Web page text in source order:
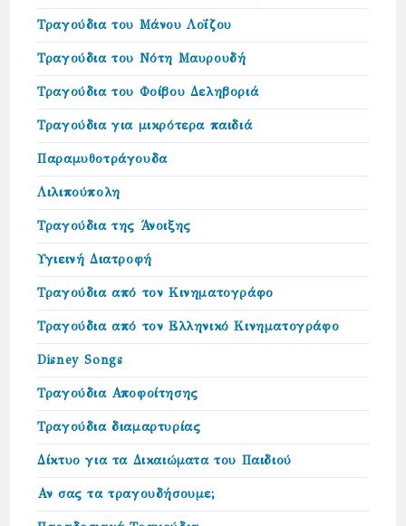
Τραγούδια του Μάνου Λοΐζου
Τραγούδια του Νότη Μαυρουδή
Τραγούδια του Φοίβου Δεληβοριά
Τραγούδια για μικρότερα παιδιά
Παραμυθοτράγουδα
Λιλιπούπολη
Τραγούδια της Άνοιξης
Υγιεινή Διατροφή
Τραγούδια από τον Κινηματογράφο
Τραγούδια από τον Ελληνικό Κινηματογράφο
Disney Songs
Τραγούδια Αποφοίτησης
Τραγούδια διαμαρτυρίας
Δίκτυο για τα Δικαιώµατα του Παιδιού
Αν σας τα τραγουδήσουμε;